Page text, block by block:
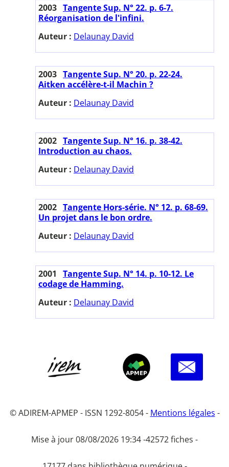
2003 Tangente Sup. N° 22. p. 6-7.
Réorganisation de l'infini.
Auteur : Delaunay David
2003 Tangente Sup. N° 20. p. 22-24.
Aitken accélère-t-il Machin ?
Auteur : Delaunay David
2002 Tangente Sup. N° 16. p. 38-42.
Introduction au chaos.
Auteur : Delaunay David
2002 Tangente Hors-série. N° 12. p. 68-69.
Un projet dans le bon ordre.
Auteur : Delaunay David
2001
Tangente Sup. N° 14. p. 10-12. Le
codage de Hamming.
Auteur : Delaunay David
© ADIREM-APMEP - ISSN 1292-8054 - Mentions légales -
Mise à jour 08/08/2026 19:34 -42572 fiches -